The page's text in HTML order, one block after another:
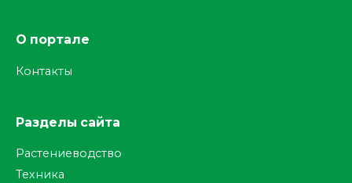
О портале
Контакты
Разделы сайта
Растениеводство
Техника